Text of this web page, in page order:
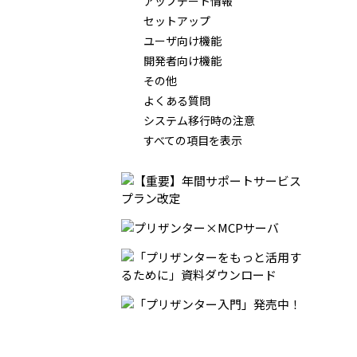
セットアップ
ユーザ向け機能
開発者向け機能
その他
よくある質問
システム移行時の注意
すべての項目を表示